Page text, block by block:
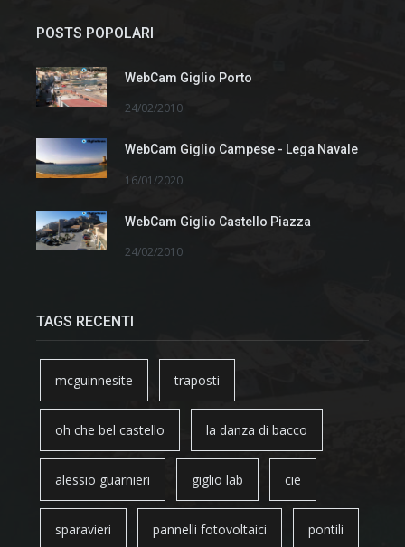
POSTS POPOLARI
WebCam Giglio Porto
24/02/2010
WebCam Giglio Campese - Lega Navale
16/01/2020
WebCam Giglio Castello Piazza
24/02/2010
TAGS RECENTI
mcguinnesite traposti
oh che bel castello la danza di bacco
alessio guarnieri giglio lab cie
sparavieri pannelli fotovoltaici pontili